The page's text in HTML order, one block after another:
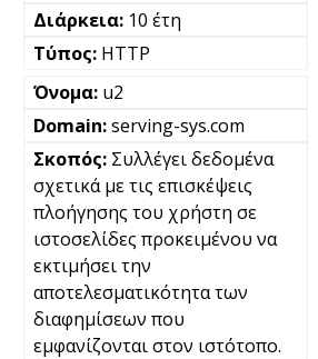
10 έτη
HTTP
u2
serving-sys.com
Συλλέγει δεδομένα
σχετικά με τις επισκέψεις
πλοήγησης του χρήστη σε
ιστοσελίδες προκειμένου να
εκτιμήσει την
αποτελεσματικότητα των
διαφημίσεων που
εμφανίζονται στον ιστότοπο.